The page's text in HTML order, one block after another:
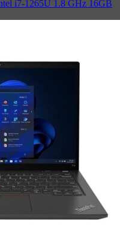
i7-1265U 1.8 GHz 16GB